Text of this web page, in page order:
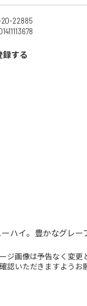
22885
録する
ハイ。豊かなグレー
画像は予告なく変
いただきますようお